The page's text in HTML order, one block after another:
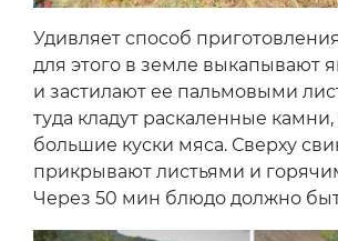
Удивляет способ
для этого в земле выкапывают
и застилают ее пальмовыми
туда кладут раскаленные
большие куски мяса. Сверху
прикрывают листьями и
Через 50 мин блюдо должно